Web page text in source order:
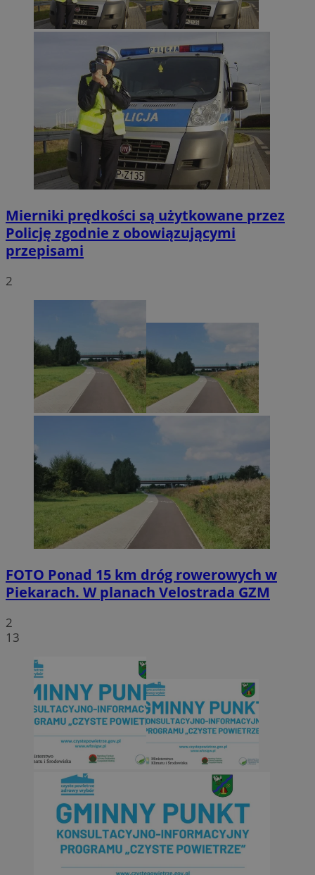
Mierniki prędkości są użytkowane przez
Policję zgodnie z obowiązującymi
przepisami
2
FOTO Ponad 15 km dróg rowerowych w
Piekarach. W planach Velostrada GZM
2
13